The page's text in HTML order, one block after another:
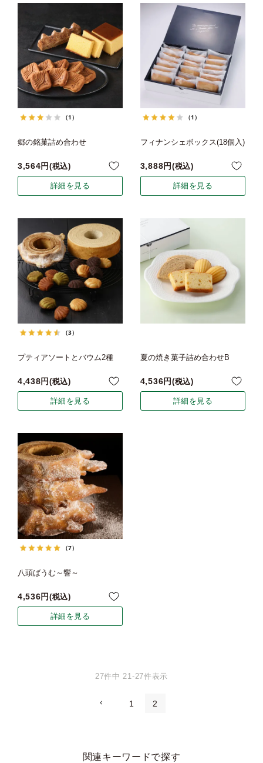
（1）
郷の銘菓詰め合わせ
3,564 税込
詳細を見る
（1）
フィナンシェボックス(18個入)
3,888 税込
詳細を見る
（3）
プティアソートとバウム2種
4,438 税込
詳細を見る
夏の焼き菓子詰め合わせB
4,536 税込
詳細を見る
（7）
八頭ばうむ～響～
4,536 税込
詳細を見る
27件中 21-27件表示
1 2
関連キーワードで探す